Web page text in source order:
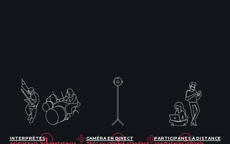
INTERPRÈTES
CAMÉRA EN DIRECT
PARTICIPANTS À DISTANCE